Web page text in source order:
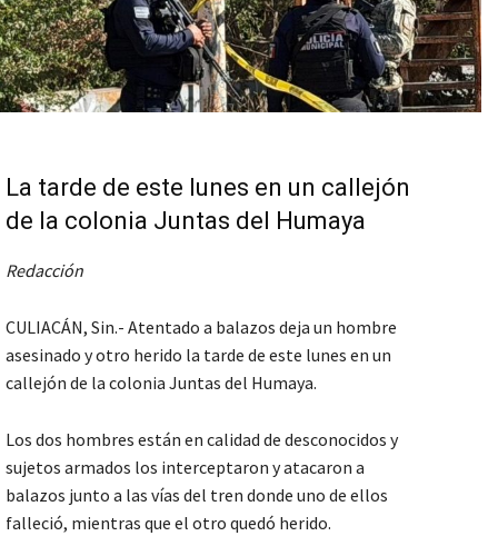
La tarde de este lunes en un callejón
de la colonia Juntas del Humaya
Redacción
CULIACÁN, Sin.- Atentado a balazos deja un hombre
asesinado y otro herido la tarde de este lunes en un
callejón de la colonia Juntas del Humaya.
Los dos hombres están en calidad de desconocidos y
sujetos armados los interceptaron y atacaron a
balazos junto a las vías del tren donde uno de ellos
falleció, mientras que el otro quedó herido.